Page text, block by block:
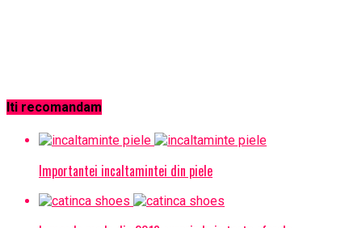
Iti recomandam
Importantei incaltamintei din piele